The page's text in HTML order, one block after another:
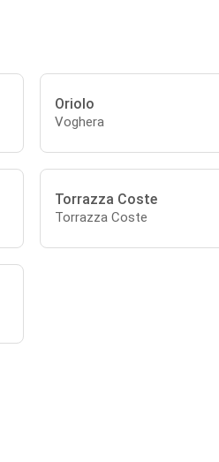
Oriolo
Voghera
Torrazza Coste
Torrazza Coste